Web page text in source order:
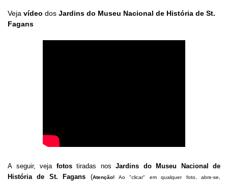
Veja vídeo dos Jardins do Museu Nacional de História de St.
Fagans
A seguir, veja fotos tiradas nos Jardins do Museu Nacional de
História de St. Fagans (Atenção!
Ao "clicar" em qualquer foto, abre-se,